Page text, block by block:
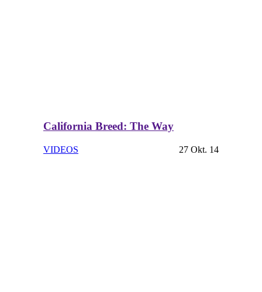
California Breed: The Way
VIDEOS 27 Okt. 14